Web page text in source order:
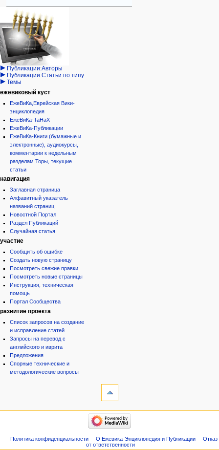
Навигация
персональные инструменты
войти
запрос
учётной
записи
категории
Израиль:Страна и
государство
Иудаизм
Народ
Проекты
Проекты/Участники/
дополнения
Публикации:Авторы
Публикации:Статьи по типу
Темы
ежевиковый куст
ЕжеВиКа,Еврейская Вики-
энциклопедия
ЕжеВиКа-ТаНаХ
ЕжеВиКа-Публикации
ЕжеВиКа-Книги (бумажные и
электронные), аудиокурсы,
комментарии к недельным
разделам Торы, текущие
статьи
навигация
Заглавная страница
Алфавитный указатель
названий страниц
Новостной Портал
Раздел Публикаций
Случайная статья
участие
Сообщить об ошибке
Создать новую страницу
Посмотреть свежие правки
Посмотреть новые страницы
Инструкция, техническая
помощь
Портал Сообщества
развитие проекта
Список запросов на создание
и исправление статей
Запросы на перевод с
английского и иврита
Предложения
Спорные технические и
методологические вопросы
категории
Народ
Проекты
Политика конфиденциальности О Ежевика-Энциклопедия и Публикации
Отказ
от ответственности